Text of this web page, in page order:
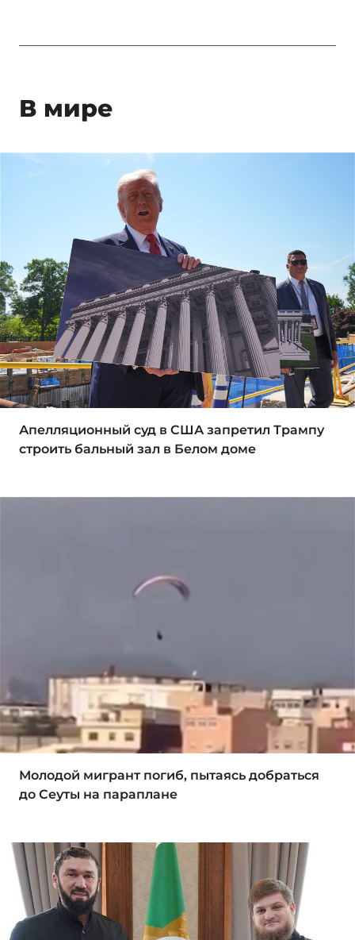
В мире
Апелляционный суд в США запретил Трампу
строить бальный зал в Белом доме
Молодой мигрант погиб, пытаясь добраться
до Сеуты на параплане